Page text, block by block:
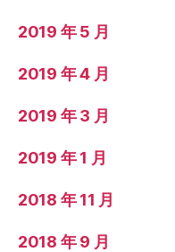
2019 年 5 月
2019 年 4 月
2019 年 3 月
2019 年 1 月
2018 年 11 月
2018 年 9 月